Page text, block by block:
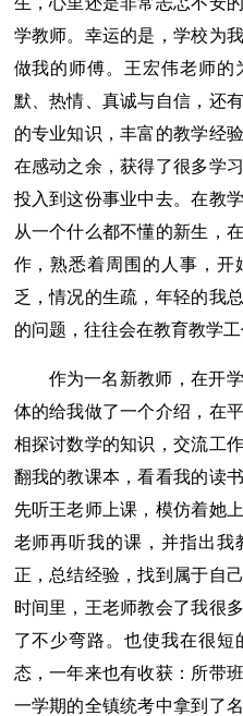
学教师。幸运的是，学校为
做我的师傅。王宏伟老师
默、热情、真诚与自信，还
的专业知识，丰富的教学经
在感动之余，获得了很多学
投入到这份事业中去。在教
从一个什么都不懂的新生，
作，熟悉着周围的人事，
乏，情况的生疏，年轻的我
的问题，往往会在教育教学
作为一名新教师，在开
体的给我做了一个介绍，在
相探讨数学的知识，交流工
翻我的教课本，看看我的读
先听王老师上课，模仿着她
老师再听我的课，并指出
正，总结经验，找到属于自
时间里，王老师教会了我很
了不少弯路。也使我在很
态，一年来也有收获：所带
一学期的全镇统考中拿到了